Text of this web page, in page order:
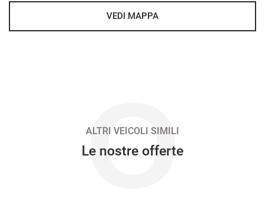
706€/mese
VEDI MAPPA
O
ALTRI VEICOLI SIMILI
Le nostre offerte